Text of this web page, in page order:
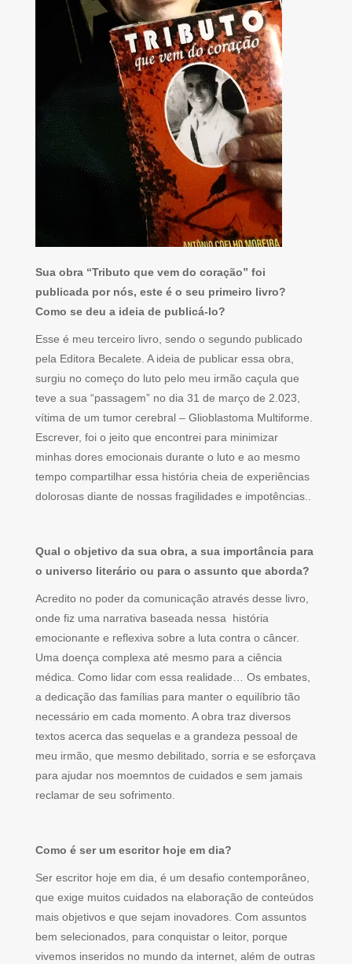
Sua obra “Tributo que vem do coração” foi
publicada por nós, este é o seu primeiro livro?
Como se deu a ideia de publicá-lo?
Esse é meu terceiro livro, sendo o segundo publicado
pela Editora Becalete. A ideia de publicar essa obra,
surgiu no começo do luto pelo meu irmão caçula que
teve a sua “passagem” no dia 31 de março de 2.023,
vítima de um tumor cerebral – Glioblastoma Multiforme.
Escrever, foi o jeito que encontrei para minimizar
minhas dores emocionais durante o luto e ao mesmo
tempo compartilhar essa história cheia de experiências
dolorosas diante de nossas fragilidades e impotências..
Qual o objetivo da sua obra, a sua importância para
o universo literário ou para o assunto que aborda?
Acredito no poder da comunicação através desse livro,
onde fiz uma narrativa baseada nessa história
emocionante e reflexiva sobre a luta contra o câncer.
Uma doença complexa até mesmo para a ciência
médica. Como lidar com essa realidade… Os embates,
a dedicação das famílias para manter o equilíbrio tão
necessário em cada momento. A obra traz diversos
textos acerca das sequelas e a grandeza pessoal de
meu irmão, que mesmo debilitado, sorria e se esforçava
para ajudar nos moemntos de cuidados e sem jamais
reclamar de seu sofrimento.
Como é ser um escritor hoje em dia?
Ser escritor hoje em dia, é um desafio contemporâneo,
que exige muitos cuidados na elaboração de conteúdos
mais objetivos e que sejam inovadores. Com assuntos
bem selecionados, para conquistar o leitor, porque
vivemos inseridos no mundo da internet, além de outras